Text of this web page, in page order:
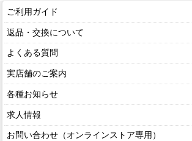
ご利用ガイド
返品・交換について
よくある質問
実店舗のご案内
各種お知らせ
求人情報
お問い合わせ（オンラインストア専用）